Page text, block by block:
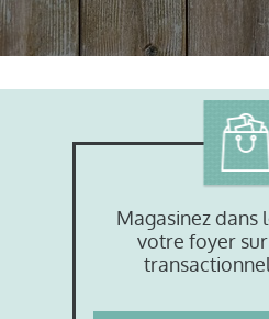
Magasinez dans
votre foyer